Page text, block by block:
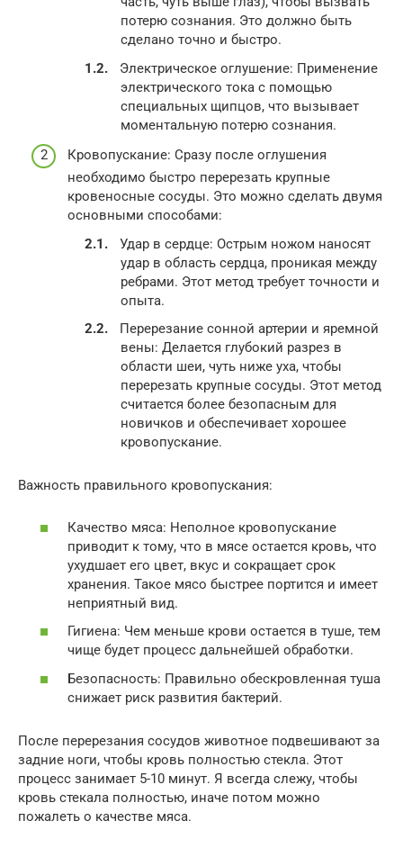
потерю сознания. Это должно быть
сделано точно и быстро.
Электрическое оглушение: Применение
электрического тока с помощью
специальных щипцов, что вызывает
моментальную потерю сознания.
Кровопускание: Сразу после оглушения
необходимо быстро перерезать крупные
кровеносные сосуды. Это можно сделать двумя
основными способами:
Удар в сердце: Острым ножом наносят
удар в область сердца, проникая между
ребрами. Этот метод требует точности и
опыта.
Перерезание сонной артерии и яремной
вены: Делается глубокий разрез в
области шеи, чуть ниже уха, чтобы
перерезать крупные сосуды. Этот метод
считается более безопасным для
новичков и обеспечивает хорошее
кровопускание.
Важность правильного кровопускания:
Качество мяса: Неполное кровопускание
приводит к тому, что в мясе остается кровь, что
ухудшает его цвет, вкус и сокращает срок
хранения. Такое мясо быстрее портится и имеет
неприятный вид.
Гигиена: Чем меньше крови остается в туше, тем
чище будет процесс дальнейшей обработки.
Безопасность: Правильно обескровленная туша
снижает риск развития бактерий.
После перерезания сосудов животное подвешивают за
задние ноги, чтобы кровь полностью стекла. Этот
процесс занимает 5-10 минут. Я всегда слежу, чтобы
кровь стекала полностью, иначе потом можно
пожалеть о качестве мяса.